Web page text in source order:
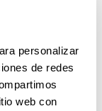
personalizar
de redes
web con